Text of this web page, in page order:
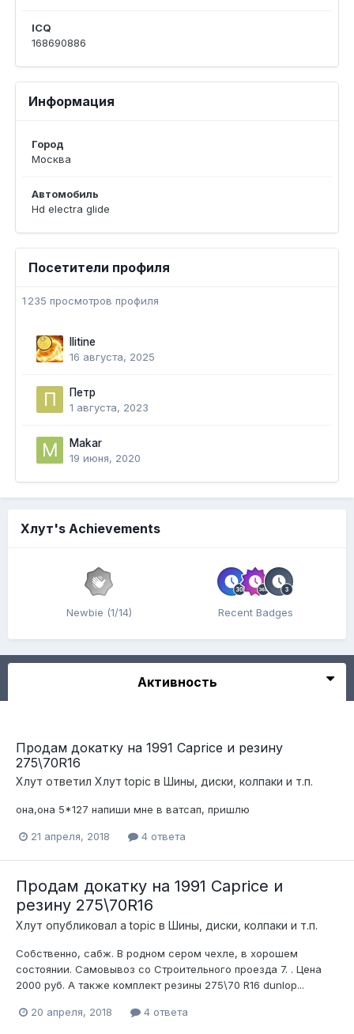
ICQ
168690886
Информация
Город
Москва
Автомобиль
Hd electra glide
Посетители профиля
1 235 просмотров профиля
Ilitine
16 августа, 2025
Петр
1 августа, 2023
Makar
19 июня, 2020
Хлут's Achievements
Newbie (1/14) Recent Badges
Активность
Продам докатку на 1991 Caprice и резину
275\70R16
Хлут ответил Хлут topic в Шины, диски, колпаки и т.п.
она,она 5*127 напиши мне в ватсап, пришлю
21 апреля, 2018 4 ответа
Продам докатку на 1991 Caprice и
резину 275\70R16
Хлут опубликовал a topic в Шины, диски, колпаки и т.п.
Собственно, сабж. В родном сером чехле, в хорошем
состоянии. Самовывоз со Строительного проезда 7. . Цена
2000 руб. А также комплект резины 275\70 R16 dunlop...
20 апреля, 2018 4 ответа